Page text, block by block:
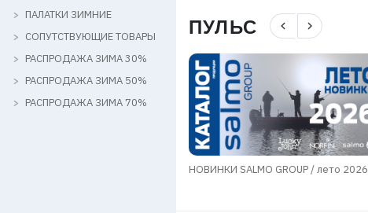
ПАЛАТКИ ЗИМНИЕ
СОПУТСТВУЮЩИЕ ТОВАРЫ
РАСПРОДАЖА ЗИМА 30%
РАСПРОДАЖА ЗИМА 50%
РАСПРОДАЖА ЗИМА 70%
ПУЛЬС navigate_before navigate_next
НОВИНКИ SALMO GROUP / лето 2026